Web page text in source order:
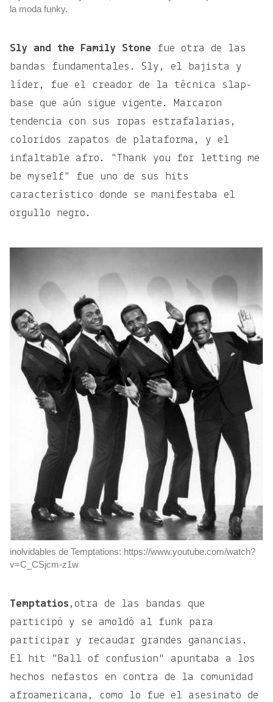
la moda funky.
Sly and the Family Stone fue otra de las
bandas fundamentales. Sly, el bajista y
líder, fue el creador de la técnica slap-
base que aún sigue vigente. Marcaron
tendencia con sus ropas estrafalarias,
coloridos zapatos de plataforma, y el
infaltable afro. "Thank you for letting me
be myself" fue uno de sus hits
característico donde se manifestaba el
orgullo negro.
inolvidables de Temptations: https://www.youtube.com/watch?
v=C_CSjcm-z1w
Temptatios ,otra de las bandas que
participó y se amoldó al funk para
participar y recaudar grandes ganancias.
El hit "Ball of confusion" apuntaba a los
hechos nefastos en contra de la comunidad
afroamericana, como lo fue el asesinato de